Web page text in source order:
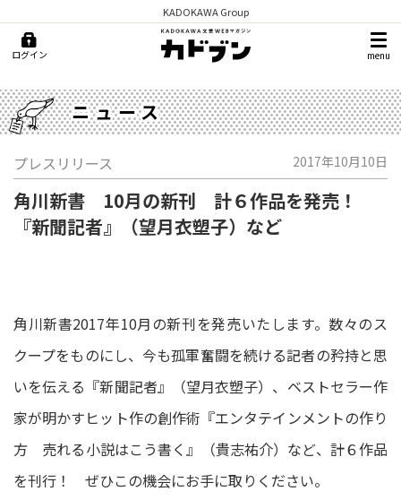
KADOKAWA Group
ログイン menu
ニュース
プレスリリース 2017年10月10日
角川新書 10月の新刊 計６作品を発売！
『新聞記者』（望月衣塑子）など
角川新書2017年10月の新刊を発売いたします。数々のス
クープをものにし、今も孤軍奮闘を続ける記者の矜持と思
いを伝える『新聞記者』（望月衣塑子）、ベストセラー作
家が明かすヒット作の創作術『エンタテインメントの作り
方 売れる小説はこう書く』（貴志祐介）など、計６作品
を刊行！ ぜひこの機会にお手に取りください。